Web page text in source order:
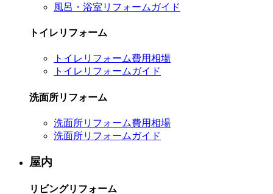
風呂・浴室リフォームガイド
トイレリフォーム
トイレリフォーム費用相場
トイレリフォームガイド
洗面所リフォーム
洗面所リフォーム費用相場
洗面所リフォームガイド
屋内
リビングリフォーム